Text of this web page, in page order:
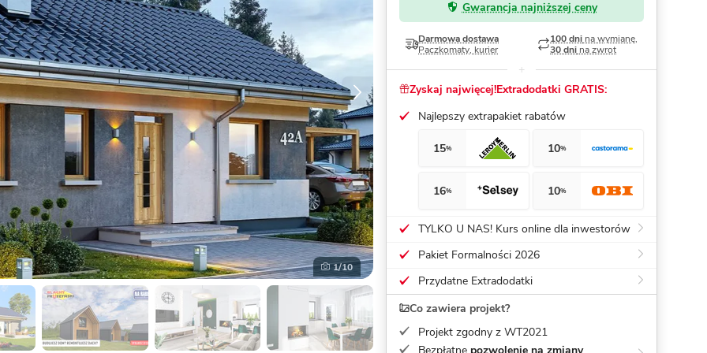
Dom pasywny - co to znaczy
1/10
Gwarancja najniższej ceny
Darmowa dostawa
Paczkomaty, kurier
100 dni na wymianę,
30 dni na zwrot
Zyskaj najwięcej!Extradodatki GRATIS:
Najlepszy extrapakiet rabatów
15% 10%
16% 10%
TYLKO U NAS! Kurs online dla inwestorów
Pakiet Formalności 2026
Przydatne Extradodatki
Co zawiera projekt?
Projekt zgodny z WT2021